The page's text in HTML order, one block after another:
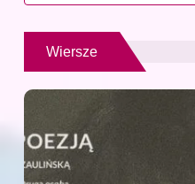
Wiersze